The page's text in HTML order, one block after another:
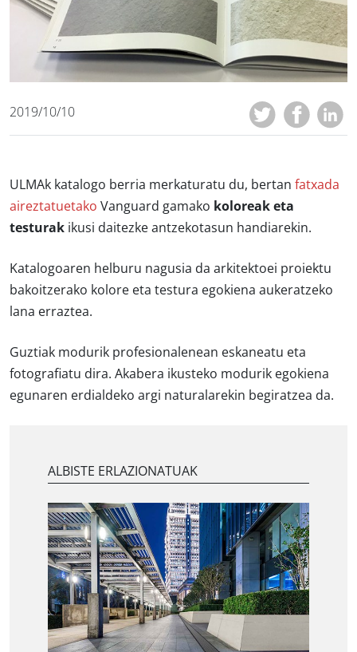
2019/10/10
ULMAk katalogo berria merkaturatu du, bertan fatxada
aireztatuetako Vanguard gamako koloreak eta
testurak ikusi daitezke antzekotasun handiarekin.
Katalogoaren helburu nagusia da arkitektoei proiektu
bakoitzerako kolore eta testura egokiena aukeratzeko
lana erraztea.
Guztiak modurik profesionalenean eskaneatu eta
fotografiatu dira. Akabera ikusteko modurik egokiena
egunaren erdialdeko argi naturalarekin begiratzea da.
ALBISTE ERLAZIONATUAK